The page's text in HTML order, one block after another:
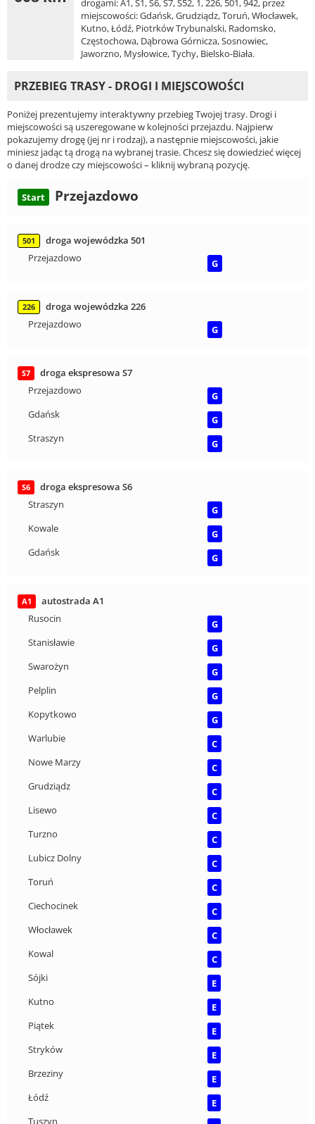
drogami: A1, S1, S6, S7, S52, 1, 226, 501, 942, przez
miejscowości: Gdańsk, Grudziądz, Toruń, Włocławek,
Kutno, Łódź, Piotrków Trybunalski, Radomsko,
Częstochowa, Dąbrowa Górnicza, Sosnowiec,
Jaworzno, Mysłowice, Tychy, Bielsko-Biała.
PRZEBIEG TRASY - DROGI I MIEJSCOWOŚCI
Poniżej prezentujemy interaktywny przebieg Twojej trasy. Drogi i
miejscowości są uszeregowane w kolejności przejazdu. Najpierw
pokazujemy drogę (jej nr i rodzaj), a następnie miejscowości, jakie
miniesz jadąc tą drogą na wybranej trasie. Chcesz się dowiedzieć więcej
o danej drodze czy miejscowości – kliknij wybraną pozycję.
Start Przejazdowo
501
droga wojewódzka 501
Przejazdowo
G
226
droga wojewódzka 226
Przejazdowo
G
S7
droga ekspresowa S7
Przejazdowo
G
Gdańsk
G
Straszyn
G
S6
droga ekspresowa S6
Straszyn
G
Kowale
G
Gdańsk
G
A1
autostrada A1
Rusocin
G
Stanisławie
G
Swarożyn
G
Pelplin
G
Kopytkowo
G
Warlubie
C
Nowe Marzy
C
Grudziądz
C
Lisewo
C
Turzno
C
Lubicz Dolny
C
Toruń
C
Ciechocinek
C
Włocławek
C
Kowal
C
Sójki
E
Kutno
E
Piątek
E
Stryków
E
Brzeziny
E
Łódź
E
Tuszyn